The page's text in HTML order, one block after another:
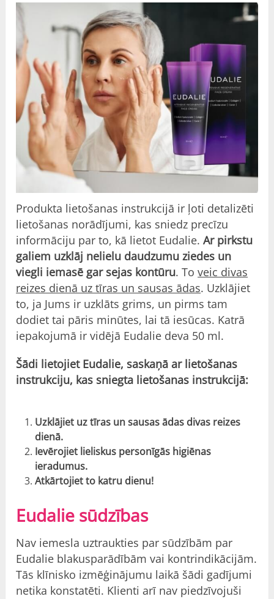
Produkta lietošanas instrukcijā ir ļoti detalizēti
lietošanas norādījumi, kas sniedz precīzu
informāciju par to, kā lietot Eudalie.Ar pirkstu
galiem uzklāj nelielu daudzumu ziedes un
viegli iemasē gar sejas kontūru. Toveic divas
reizes dienā uz tīras un sausas ādas. Uzklājiet
to, ja Jums ir uzklāts grims, un pirms tam
dodiet tai pāris minūtes, lai tā iesūcas. Katrā
iepakojumā ir vidējā Eudalie deva 50 ml.
Šādi lietojiet Eudalie, saskaņā ar lietošanas
instrukciju, kas sniegta lietošanas instrukcijā:
Uzklājiet uz tīras un sausas ādas divas reizes
dienā.
Ievērojiet lieliskus personīgās higiēnas
ieradumus.
Atkārtojiet to katru dienu!
Eudalie sūdzības
Nav iemesla uztraukties par sūdzībām par
Eudalie blakusparādībām vai kontrindikācijām.
Tās klīnisko izmēģinājumu laikā šādi gadījumi
netika konstatēti. Klienti arī nav piedzīvojuši